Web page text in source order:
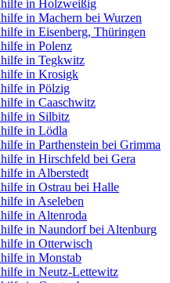
in Holzweißig
in Machern bei Wurzen
in Eisenberg, Thüringen
in Polenz
in Tegkwitz
in Krosigk
in Pölzig
in Caaschwitz
in Silbitz
in Lödla
in Parthenstein bei Grimma
in Hirschfeld bei Gera
in Alberstedt
in Ostrau bei Halle
in Aseleben
in Altenroda
in Naundorf bei Altenburg
in Otterwisch
in Monstab
in Neutz-Lettewitz